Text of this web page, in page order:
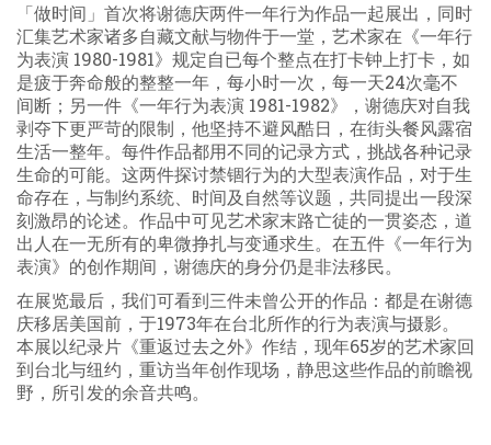
「做时间」首次将谢德庆两件一年行为作品一起展出，同时
汇集艺术家诸多自藏文献与物件于一堂，艺术家在《一年行
为表演 1980-1981》规定自已每个整点在打卡钟上打卡，如
是疲于奔命般的整整一年，每小时一次，每一天24次毫不
间断；另一件《一年行为表演 1981-1982》，谢德庆对自我
剥夺下更严苛的限制，他坚持不避风酷日，在街头餐风露宿
生活一整年。每件作品都用不同的记录方式，挑战各种记录
生命的可能。这两件探讨禁锢行为的大型表演作品，对于生
命存在，与制约系统、时间及自然等议题，共同提出一段深
刻激昂的论述。作品中可见艺术家末路亡徒的一贯姿态，道
出人在一无所有的卑微挣扎与变通求生。在五件《一年行为
表演》的创作期间，谢德庆的身分仍是非法移民。
在展览最后，我们可看到三件未曾公开的作品：都是在谢德
庆移居美国前，于1973年在台北所作的行为表演与摄影。
本展以纪录片《重返过去之外》作结，现年65岁的艺术家回
到台北与纽约，重访当年创作现场，静思这些作品的前瞻视
野，所引发的余音共鸣。